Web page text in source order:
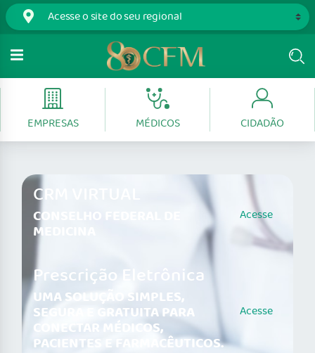
EMPRESAS MÉDICOS CIDADÃO
CRM VIRTUAL
CONSELHO FEDERAL DE
MEDICINA
Acesse
Prescrição Eletrônica
UMA SOLUÇÃO SIMPLES,
SEGURA E GRATUITA PARA
CONECTAR MÉDICOS,
PACIENTES E FARMACÊUTICOS.
Acesse